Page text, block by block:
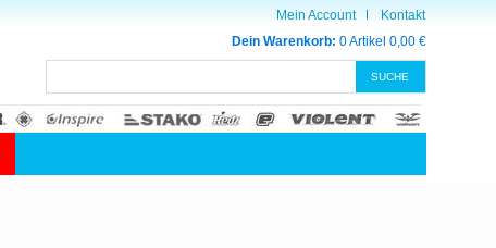
Mein Account
Kontakt
Dein Warenkorb: 0 Artikel 0,00 €